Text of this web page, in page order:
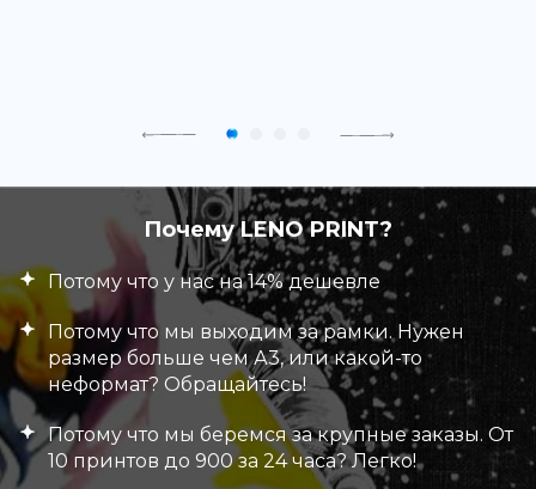
Почему LENO PRINT?
Потому что у нас на 14% дешевле
Потому что мы выходим за рамки. Нужен
размер больше чем А3, или какой-то
неформат? Обращайтесь!
Потому что мы беремся за крупные заказы. От
10 принтов до 900 за 24 часа? Легко!